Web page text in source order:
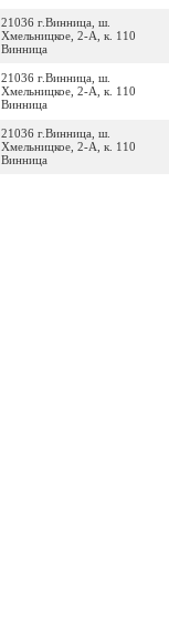
21036 г.Винница, ш.
Хмельницкое, 2-А, к. 110
Винница
21036 г.Винница, ш.
Хмельницкое, 2-А, к. 110
Винница
21036 г.Винница, ш.
Хмельницкое, 2-А, к. 110
Винница